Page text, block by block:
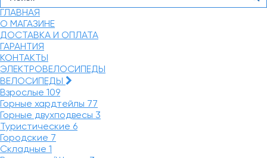
ГЛАВНАЯ
О МАГАЗИНЕ
ДОСТАВКА И ОПЛАТА
ГАРАНТИЯ
КОНТАКТЫ
ЭЛЕКТРОВЕЛОСИПЕДЫ
ВЕЛОСИПЕДЫ
Взрослые 109
Горные хардтейлы 77
Горные двухподвесы 3
Туристические 6
Городские 7
Складные 1